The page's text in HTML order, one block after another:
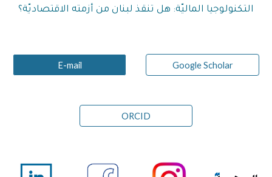
التكنولوجيا الماليّة: هل تنقذ لبنان من أزمته الاقتصاديّة؟
E-mail Google Scholar
ORCID